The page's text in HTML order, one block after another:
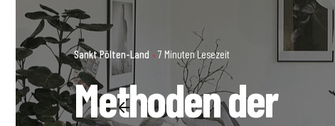
Sankt Pölten-Land 7 Minuten Lesezeit
Methoden der